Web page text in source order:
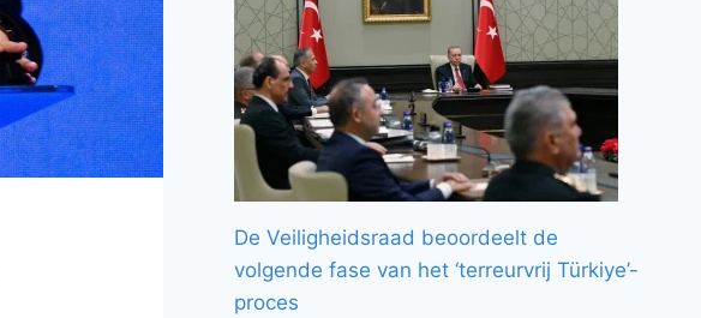
De Veiligheidsraad beoordeelt de
volgende fase van het ‘terreurvrij Türkiye’-
proces